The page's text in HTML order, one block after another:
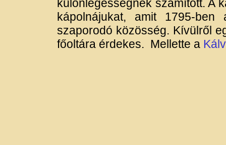
különlegességnek számított. A
kápolnájukat, amit 1795-
szaporodó közösség. Kívülről
főoltára érdekes. Mellette a